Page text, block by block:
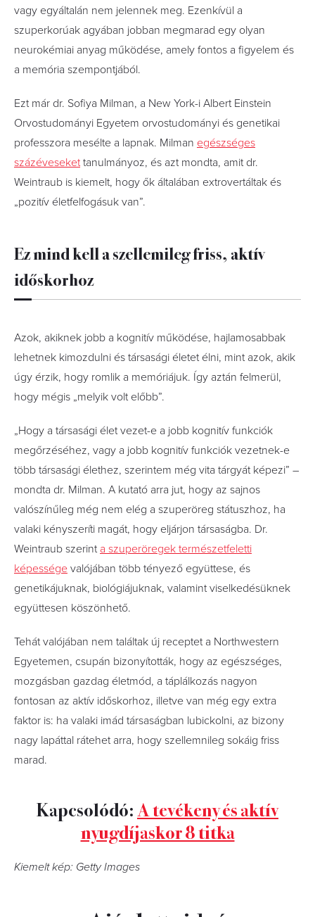
vagy egyáltalán nem jelennek meg. Ezenkívül a
szuperkorúak agyában jobban megmarad egy olyan
neurokémiai anyag működése, amely fontos a figyelem és
a memória szempontjából.
Ezt már dr. Sofiya Milman, a New York-i Albert Einstein
Orvostudományi Egyetem orvostudományi és genetikai
professzora mesélte a lapnak. Milman egészséges
százévesekettanulmányoz, és azt mondta, amit dr.
Weintraub is kiemelt, hogy ők általában extrovertáltak és
„pozitív életfelfogásuk van”.
Ez mind kell a szellemileg friss, aktív
időskorhoz
Azok, akiknek jobb a kognitív működése, hajlamosabbak
lehetnek kimozdulni és társasági életet élni, mint azok, akik
úgy érzik, hogy romlik a memóriájuk. Így aztán felmerül,
hogy mégis „melyik volt előbb”.
„Hogy a társasági élet vezet-e a jobb kognitív funkciók
megőrzéséhez, vagy a jobb kognitív funkciók vezetnek-e
több társasági élethez, szerintem még vita tárgyát képezi” –
mondta dr. Milman. A kutató arra jut, hogy az sajnos
valószínűleg még nem elég a szuperöreg státuszhoz, ha
valaki kényszeríti magát, hogy eljárjon társaságba. Dr.
Weintraub szerint a szuperöregek természetfeletti
képessége valójában több tényező együttese, és
genetikájuknak, biológiájuknak, valamint viselkedésüknek
együttesen köszönhető.
Tehát valójában nem találtak új receptet a Northwestern
Egyetemen, csupán bizonyították, hogy az egészséges,
mozgásban gazdag életmód, a táplálkozás nagyon
fontosan az aktív időskorhoz, illetve van még egy extra
faktor is: ha valaki imád társaságban lubickolni, az bizony
nagy lapáttal rátehet arra, hogy szellemnileg sokáig friss
marad.
Kapcsolódó:A tevékeny és aktív
nyugdíjaskor 8 titka
Kiemelt kép: Getty Images